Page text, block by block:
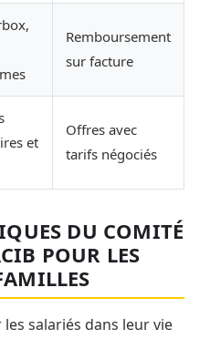
Remboursement
sur facture
et
Offres avec
tarifs négociés
DU COMITÉ
POUR LES
salariés dans leur vie